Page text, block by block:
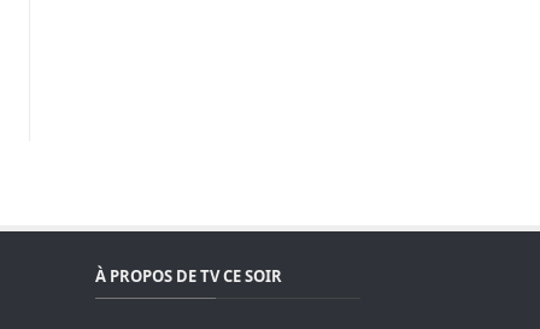
À PROPOS DE TV CE SOIR